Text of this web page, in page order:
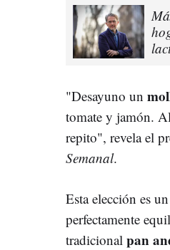
"Desayuno un
tomate y jamón.
repito", revela el
Semanal.
Esta elección es
perfectamente
tradicional pan